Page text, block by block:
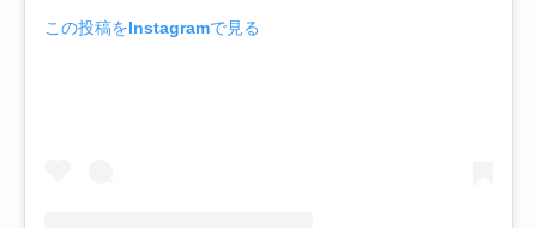
この投稿をInstagramで見る